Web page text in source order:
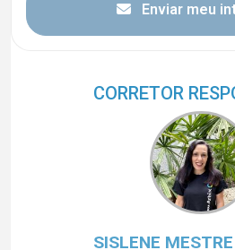
Enviar meu
CORRETOR
SISLENE